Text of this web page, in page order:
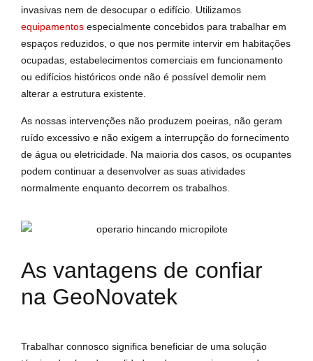
invasivas nem de desocupar o edifício. Utilizamos
equipamentos especialmente concebidos para trabalhar em
espaços reduzidos, o que nos permite intervir em habitações
ocupadas, estabelecimentos comerciais em funcionamento
ou edifícios históricos onde não é possível demolir nem
alterar a estrutura existente.
As nossas intervenções não produzem poeiras, não geram
ruído excessivo e não exigem a interrupção do fornecimento
de água ou eletricidade. Na maioria dos casos, os ocupantes
podem continuar a desenvolver as suas atividades
normalmente enquanto decorrem os trabalhos.
As vantagens de confiar
na GeoNovatek
Trabalhar connosco significa beneficiar de uma solução